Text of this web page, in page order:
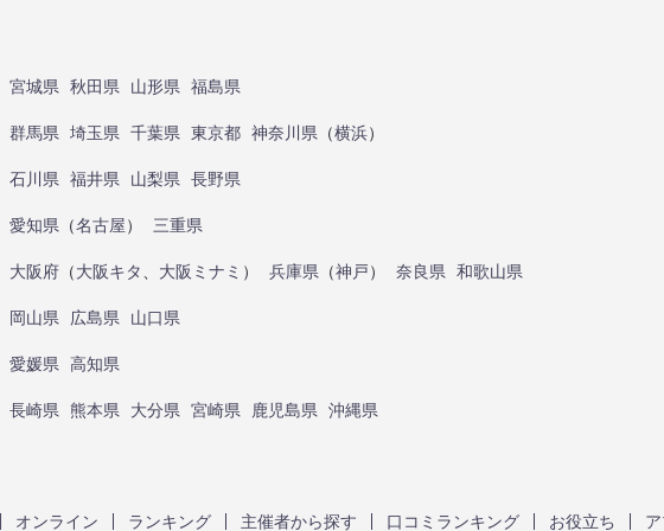
宮城県 秋田県 山形県 福島県
群馬県 埼玉県 千葉県 東京都 神奈川県 （横浜）
石川県 福井県 山梨県 長野県
愛知県 （名古屋） 三重県
大阪府 （大阪キタ 大阪ミナミ ） 兵庫県 （神戸） 奈良県 和歌山県
岡山県 広島県 山口県
愛媛県 高知県
長崎県 熊本県 大分県 宮崎県 鹿児島県 沖縄県
オンライン ランキング 主催者から探す 口コミランキング お役立ち